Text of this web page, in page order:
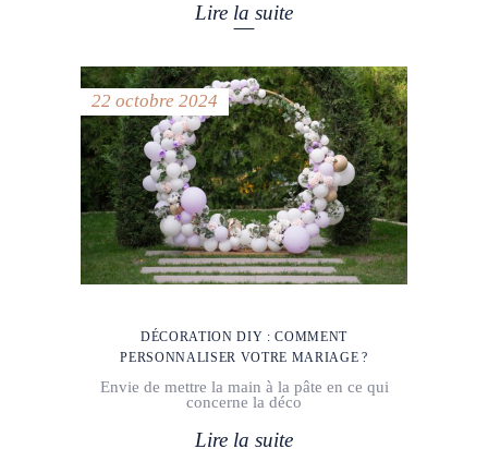
Lire la suite
22 octobre 2024
DÉCORATION DIY : COMMENT
PERSONNALISER VOTRE MARIAGE ?
Envie de mettre la main à la pâte en ce qui
concerne la déco
Lire la suite